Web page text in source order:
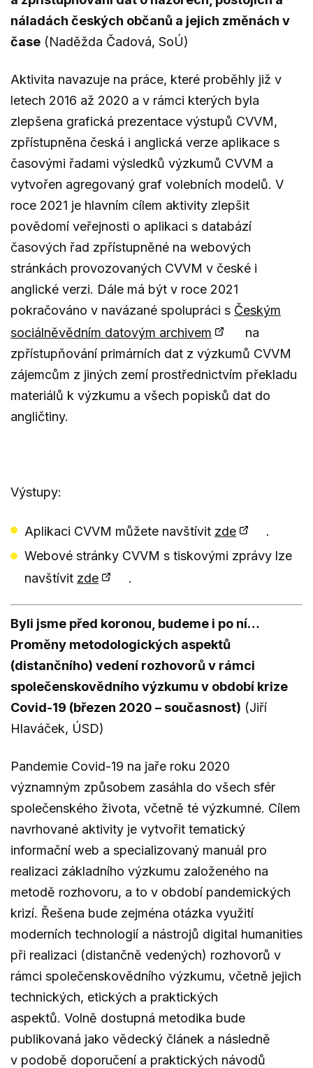
náladách českých občanů a jejich změnách v
čase (Naděžda Čadová, SoÚ)
Aktivita navazuje na práce, které proběhly již v
letech 2016 až 2020 a v rámci kterých byla
zlepšena grafická prezentace výstupů CVVM,
zpřístupněna česká i anglická verze aplikace s
časovými řadami výsledků výzkumů CVVM a
vytvořen agregovaný graf volebních modelů. V
roce 2021 je hlavním cílem aktivity zlepšit
povědomí veřejnosti o aplikaci s databází
časových řad zpřístupněné na webových
stránkách provozovaných CVVM v české i
anglické verzi. Dále má být v roce 2021
pokračováno v navázané spolupráci s Českým
sociálněvědním datovým archivem
na
zpřístupňování primárních dat z výzkumů CVVM
zájemcům z jiných zemí prostřednictvím překladu
materiálů k výzkumu a všech popisků dat do
angličtiny.
Výstupy:
Aplikaci CVVM můžete navštívit zde
.
Webové stránky CVVM s tiskovými zprávy lze
navštívit zde .
Byli jsme před koronou, budeme i po ní…
Proměny metodologických aspektů
(distančního) vedení rozhovorů v rámci
společenskovědního výzkumu v období krize
Covid-19 (březen 2020 – současnost) (Jiří
Hlaváček, ÚSD)
Pandemie Covid-19 na jaře roku 2020
významným způsobem zasáhla do všech sfér
společenského života, včetně té výzkumné. Cílem
navrhované aktivity je vytvořit tematický
informační web a specializovaný manuál pro
realizaci základního výzkumu založeného na
metodě rozhovoru, a to v období pandemických
krizí. Řešena bude zejména otázka využití
moderních technologií a nástrojů digital humanities
při realizaci (distančně vedených) rozhovorů v
rámci společenskovědního výzkumu, včetně jejich
technických, etických a praktických
aspektů. Volně dostupná metodika bude
publikovaná jako vědecký článek a následně
v podobě doporučení a praktických návodů